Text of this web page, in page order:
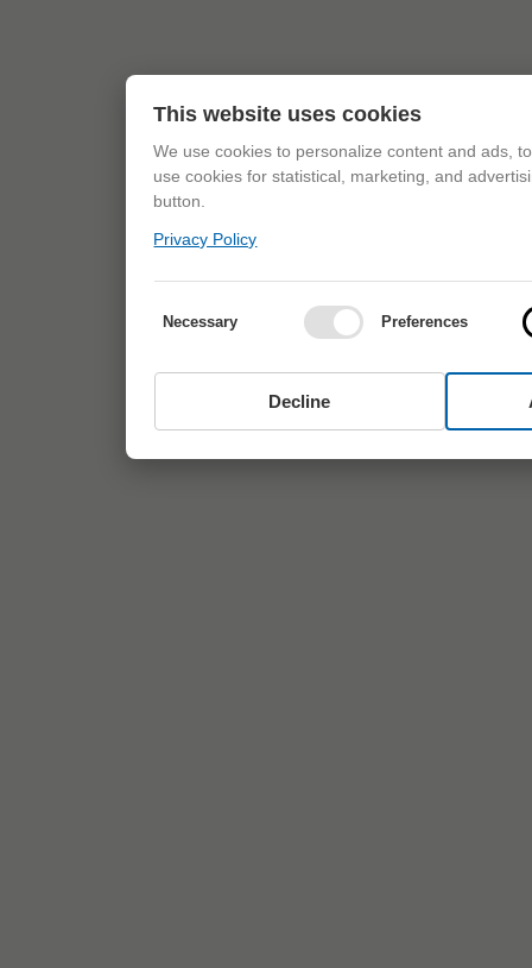
This website uses cookies
We use cookies to personalize content and ads,
use cookies for statistical, marketing, and
button.
Privacy Policy
Necessary Preferences
Decline